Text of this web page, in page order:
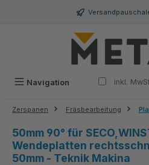
Navigation inkl.
Zerspanen Fräsbearbeitung
50mm 90° für
Wendeplatten
50mm - Teknik Makina